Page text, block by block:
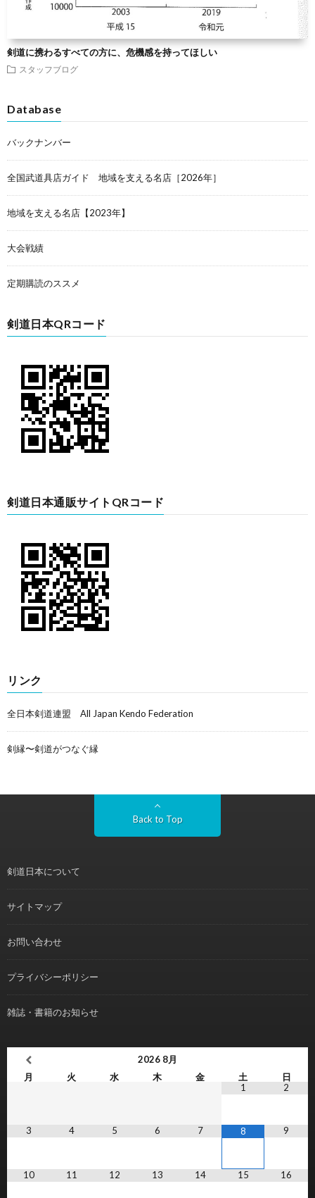
剣道に携わるすべての方に、危機感を持ってほしい
スタッフブログ
Database
バックナンバー
全国武道具店ガイド 地域を支える名店［2026年］
地域を支える名店【2023年】
大会戦績
定期購読のススメ
剣道日本QRコード
剣道日本通販サイトQRコード
リンク
全日本剣道連盟 All Japan Kendo Federation
剣縁〜剣道がつなぐ縁
Back to Top
剣道日本について
サイトマップ
お問い合わせ
プライバシーポリシー
雑誌・書籍のお知らせ
2026 8月
月
火 水 木 金 土
日
1
2
3 4 5 6 7 8 9
10 11 12 13 14 15 16